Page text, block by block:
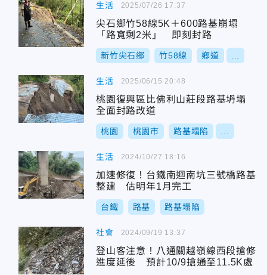
生活
尖石鄉竹58線5K＋600路基崩塌
「路寬剩2米」 即刻封路
新竹尖石鄉 竹58線 鄉道
2025/07/26 17:37
生活
桃園復興區比佛利山莊段路基坍塌
全面封路改道
桃園 桃園市 路基塌陷
2025/06/15 20:48
生活
加速修復！台鐵南迴南坑三號橋路基
整建 估明年1月完工
台鐵 路基 路基塌陷
2024/10/27 18:16
社會
登山客注意！八通關越嶺線西段搶修
進度延後 預計10/9搶通至11.5K處
2024/09/19 13:37